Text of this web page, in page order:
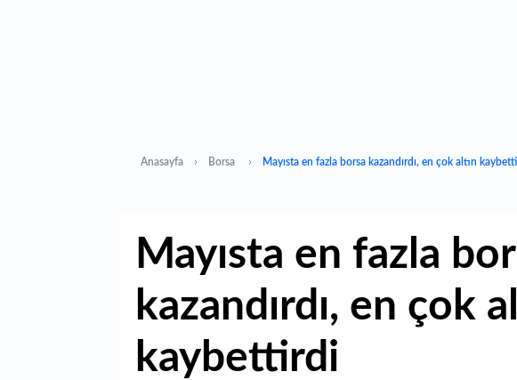
Anasayfa Borsa Mayısta en fazla borsa kazandırdı, en çok altın
Mayısta en fazla
kazandırdı, en çok
kaybettirdi